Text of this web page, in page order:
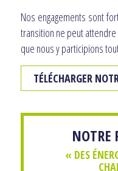
Nos engagements sont
transition ne peut
que nous y participions
TÉLÉCHARGER
NOTRE
« DES